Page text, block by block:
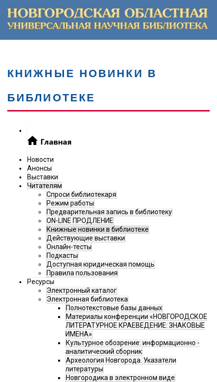
КНИЖНЫЕ НОВИНКИ В
БИБЛИОТЕКЕ
Новости
Анонсы
Выставки
Читателям
Спроси библиотекаря
Режим работы
Предварительная запись в библиотеку
ON-LINE ПРОДЛЕНИЕ
Книжные новинки в библиотеке
Действующие выставки
Онлайн-тесты
Подкасты
Доступная юридическая помощь
Правила пользования
Ресурсы
Электронный каталог
Электронная библиотека
Полнотекстовые базы данных
Материалы конференции «НОВГОРОДСКОЕ
ЛИТЕРАТУРНОЕ КРАЕВЕДЕНИЕ: ЗНАКОВЫЕ
ИМЕНА»
Культурное обозрение: информационно -
аналитический сборник
Археология Новгорода. Указатели
литературы
Новгородика в электронном виде